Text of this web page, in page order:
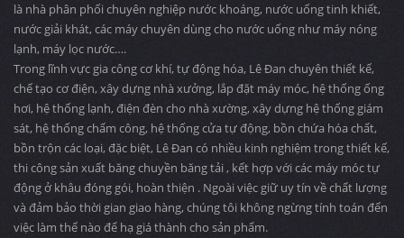
là nhà phân phối chuyên nghiệp nước khoáng, nước uống tinh khiết,
nước giải khát, các máy chuyên dùng cho nước uống như máy nóng
lạnh, máy lọc nước….
Trong lĩnh vực gia công cơ khí, tự động hóa, Lê Đan chuyên thiết kế,
chế tạo cơ điện, xây dựng nhà xưởng, lắp đặt máy móc, hệ thống ống
hơi, hệ thống lạnh, điện đèn cho nhà xường, xây dựng hệ thống giám
sát, hệ thống chấm công, hệ thống cửa tự động, bồn chứa hóa chất,
bồn trộn các loại, đặc biệt, Lê Đan có nhiều kinh nghiệm trong thiết kế,
thi công sản xuất băng chuyền băng tải , kết hợp với các máy móc tự
động ở khâu đóng gói, hoàn thiện . Ngoài việc giữ uy tín về chất lượng
và đảm bảo thời gian giao hàng, chúng tôi không ngừng tính toán đến
việc làm thế nào để hạ giá thành cho sản phẩm.